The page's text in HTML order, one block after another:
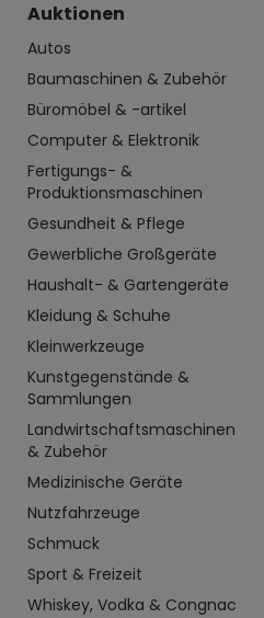
Auktionen
Autos
Baumaschinen & Zubehör
Büromöbel & -artikel
Computer & Elektronik
Fertigungs- &
Produktionsmaschinen
Gesundheit & Pflege
Gewerbliche Großgeräte
Haushalt- & Gartengeräte
Kleidung & Schuhe
Kleinwerkzeuge
Kunstgegenstände &
Sammlungen
Landwirtschaftsmaschinen
& Zubehör
Medizinische Geräte
Nutzfahrzeuge
Schmuck
Sport & Freizeit
Whiskey, Vodka & Congnac